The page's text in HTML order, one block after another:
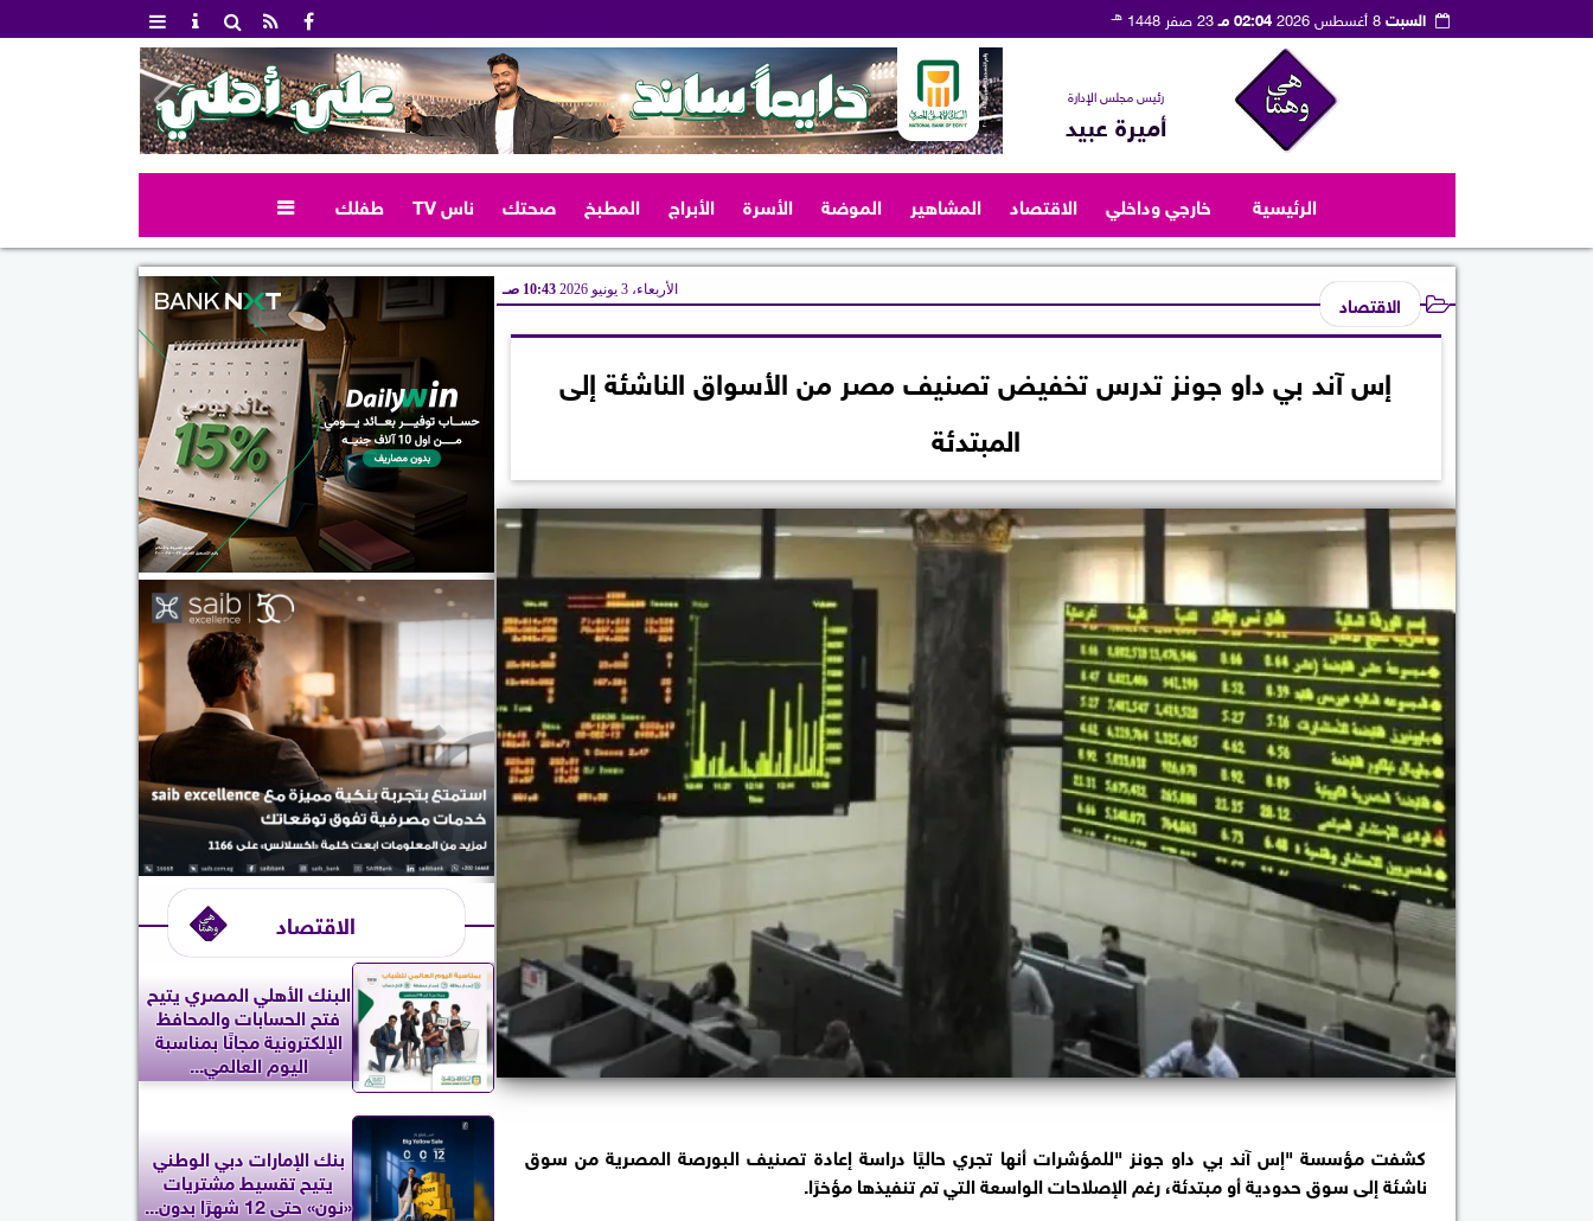
السبت8 أغسطس 2026 02:04 مـ 23 صفر 1448 هـ
رئيس مجلس الإدارة
أميرة عبيد
الرئيسية خارجي وداخلي الاقتصاد المشاهير الموضة الأسرة الأبراج المطبخ صحتك ناس TV طفلك 
الاقتصاد الأربعاء، 3 يونيو 2026 10:43 صـ
إس آند بي داو جونز تدرس تخفيض تصنيف مصر من الأسواق الناشئة إلى
المبتدئة
كشفت مؤسسة "إس آند بي داو جونز "للمؤشرات أنها تجري حاليًا دراسة إعادة تصنيف البورصة المصرية من سوق
ناشئة إلى سوق حدودية أو مبتدئة، رغم الإصلاحات الواسعة التي تم تنفيذها مؤخرًا.
الاقتصاد
البنك الأهلي المصري يتيح
فتح الحسابات والمحافظ
الإلكترونية مجانًا بمناسبة
اليوم العالمي...
بنك الإمارات دبي الوطني
يتيح تقسيط مشتريات
«نون» حتى 12 شهرًا بدون...